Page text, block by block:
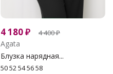
4 180₽ 4 400₽
Agata
Блузка нарядная...
50 52 54 56 58